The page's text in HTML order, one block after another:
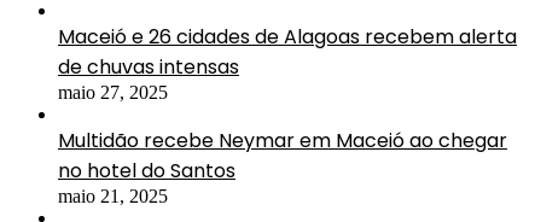
Maceió e 26 cidades de Alagoas recebem alerta
de chuvas intensas
maio 27, 2025
Multidão recebe Neymar em Maceió ao chegar
no hotel do Santos
maio 21, 2025